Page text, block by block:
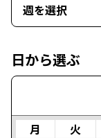
週を選択
日から選ぶ
月 火